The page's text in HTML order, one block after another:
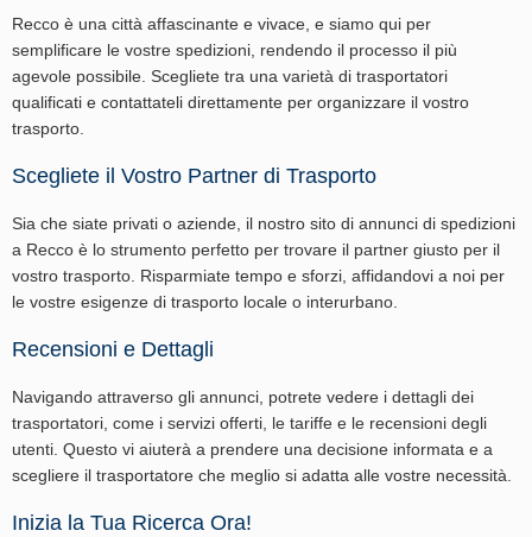
Recco è una città affascinante e vivace, e siamo qui per
semplificare le vostre spedizioni, rendendo il processo il più
agevole possibile. Scegliete tra una varietà di trasportatori
qualificati e contattateli direttamente per organizzare il vostro
trasporto.
Scegliete il Vostro Partner di Trasporto
Sia che siate privati o aziende, il nostro sito di annunci di spedizioni
a Recco è lo strumento perfetto per trovare il partner giusto per il
vostro trasporto. Risparmiate tempo e sforzi, affidandovi a noi per
le vostre esigenze di trasporto locale o interurbano.
Recensioni e Dettagli
Navigando attraverso gli annunci, potrete vedere i dettagli dei
trasportatori, come i servizi offerti, le tariffe e le recensioni degli
utenti. Questo vi aiuterà a prendere una decisione informata e a
scegliere il trasportatore che meglio si adatta alle vostre necessità.
Inizia la Tua Ricerca Ora!